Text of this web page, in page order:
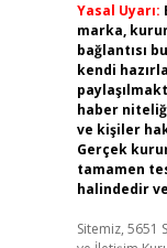
Yasal Uyarı:
marka,
bağlantısı
kendi
haber
ve kişiler
Gerçek
tamamen
halindedir
Sitemiz, 5651